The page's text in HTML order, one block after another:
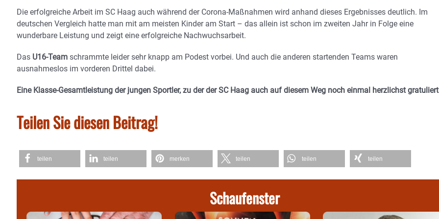
Die erfolgreiche Arbeit im SC Haag auch während der Corona-Maßnahmen wird anhand dieses Ergebnisses deutlich. Im
deutschen Vergleich hatte man mit am meisten Kinder am Start – das allein ist schon im zweiten Jahr in Folge eine
wunderbare Leistung und zeigt eine erfolgreiche Nachwuchsarbeit.
Das U16-Team schrammte leider sehr knapp am Podest vorbei. Und auch die anderen startenden Teams waren
ausnahmeslos im vorderen Drittel dabei.
Eine Klasse-Gesamtleistung der jungen Sportler, zu der der SC Haag auch auf diesem Weg noch einmal herzlichst
Teilen Sie diesen Beitrag!
teilen teilen merken teilen teilen teilen
Schaufenster